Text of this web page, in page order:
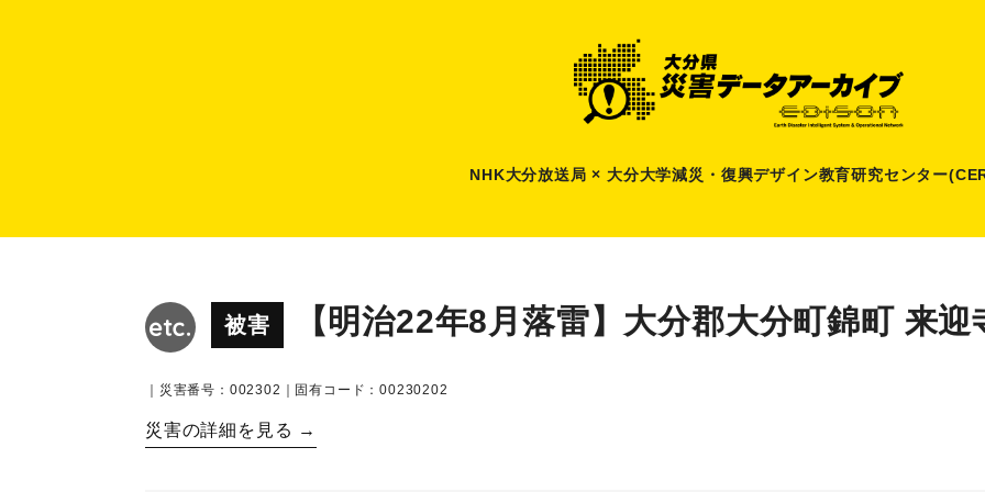
NHK大分放送局 × 大分大学減災 ・ 復興デザイン教育研究センター
被害 【明治22年8月落雷】大分郡大分町錦町 来迎
｜災害番号：002302｜固有コード：00230202
災害の詳細を見る →